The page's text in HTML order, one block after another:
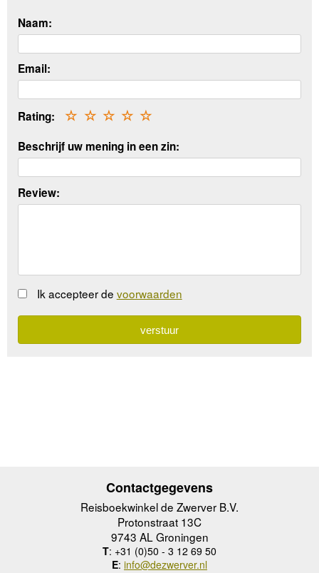
Naam:
Email:
Rating: ☆
☆
☆
☆
☆
Beschrijf uw mening in een zin:
Review:
Ik accepteer de voorwaarden
Contactgegevens
Reisboekwinkel de Zwerver B.V.
Protonstraat 13C
9743 AL Groningen
T: +31 (0)50 - 3 12 69 50
E: info@dezwerver.nl